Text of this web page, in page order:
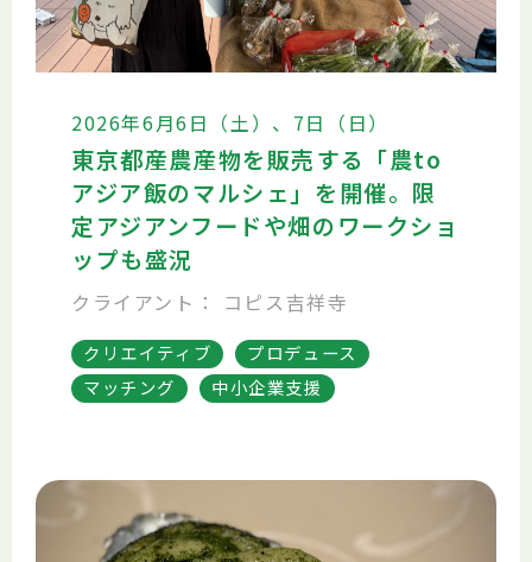
2026年6月6日（土）、7日（日）
東京都産農産物を販売する「農to
アジア飯のマルシェ」を開催。限
定アジアンフードや畑のワークショ
ップも盛況
クライアント： コピス吉祥寺
クリエイティブ
プロデュース
マッチング
中小企業支援